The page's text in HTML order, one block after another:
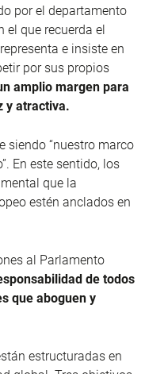
por el departamento
el que recuerda el
e insiste en
por sus propios
amplio margen para
y atractiva.
siendo “nuestro marco
En este sentido, los
que la
estén anclados en
al Parlamento
de todos
que aboguen y
estructuradas en